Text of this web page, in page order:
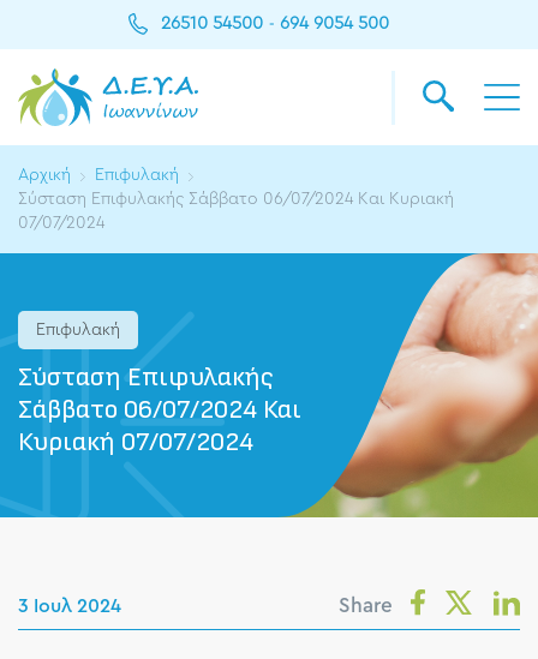
26510 54500 - 694 9054 500
Αρχική
Επιφυλακή
Σύσταση Επιφυλακής Σάββατο 06/07/2024 Και Κυριακή
07/07/2024
Επιφυλακή
Σύσταση Επιφυλακής
Σάββατο 06/07/2024 Και
Κυριακή 07/07/2024
3 Ιουλ 2024 Share